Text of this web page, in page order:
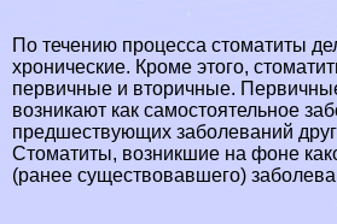
По течению процесса стоматиты
хронические. Кроме этого,
первичные и вторичные.
возникают как самостоятельное
предшествующих заболеваний
Стоматиты, возникшие на фоне
(ранее существовавшего)